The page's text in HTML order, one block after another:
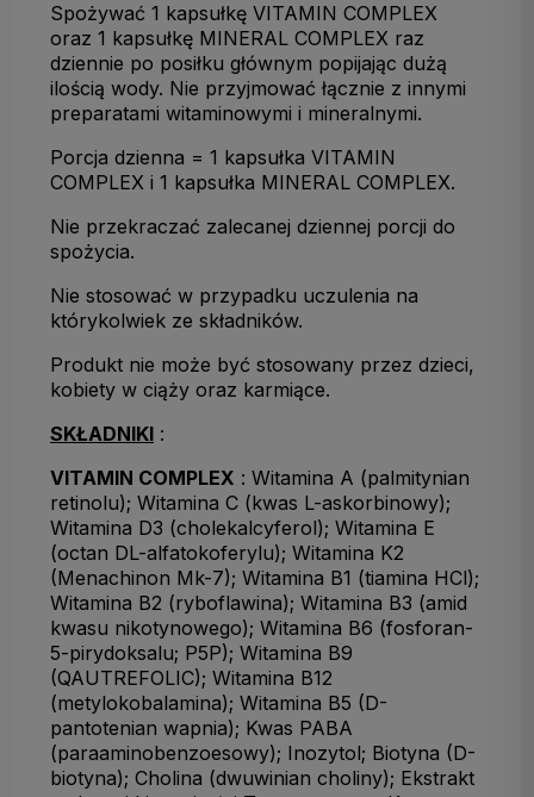
Spożywać 1 kapsułkę VITAMIN COMPLEX
oraz 1 kapsułkę MINERAL COMPLEX raz
dziennie po posiłku głównym popijając dużą
ilością wody. Nie przyjmować łącznie z innymi
preparatami witaminowymi i mineralnymi.
Porcja dzienna = 1 kapsułka VITAMIN
COMPLEX i 1 kapsułka MINERAL COMPLEX.
Nie przekraczać zalecanej dziennej porcji do
spożycia.
Nie stosować w przypadku uczulenia na
którykolwiek ze składników.
Produkt nie może być stosowany przez dzieci,
kobiety w ciąży oraz karmiące.
SKŁADNIKI :
VITAMIN COMPLEX : Witamina A (palmitynian
retinolu); Witamina C (kwas L-askorbinowy);
Witamina D3 (cholekalcyferol); Witamina E
(octan DL-alfatokoferylu); Witamina K2
(Menachinon Mk-7); Witamina B1 (tiamina HCl);
Witamina B2 (ryboflawina); Witamina B3 (amid
kwasu nikotynowego); Witamina B6 (fosforan-
5-pirydoksalu; P5P); Witamina B9
(QAUTREFOLIC); Witamina B12
(metylokobalamina); Witamina B5 (D-
pantotenian wapnia); Kwas PABA
(paraaminobenzoesowy); Inozytol; Biotyna (D-
biotyna); Cholina (dwuwinian choliny); Ekstrakt